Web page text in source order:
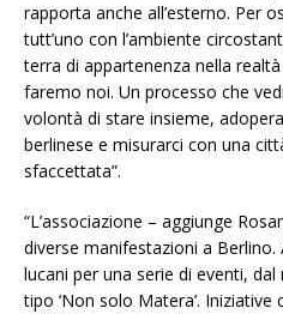
rapporta anche all’esterno. Per
tutt’uno con l’ambiente
terra di appartenenza nella
faremo noi. Un processo che
volontà di stare insieme,
berlinese e misurarci con una
sfaccettata”.
“L’associazione – aggiunge
diverse manifestazioni a
lucani per una serie di eventi,
tipo ‘Non solo Matera’.